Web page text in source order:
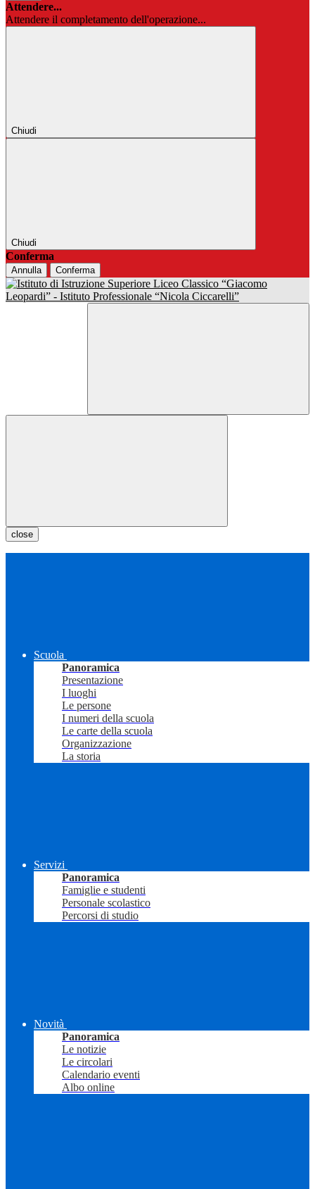
Attendere...
Attendere il completamento dell'operazione...
Chiudi
Chiudi
Conferma
Annulla Conferma
close
Scuola
Panoramica
Presentazione
I luoghi
Le persone
I numeri della scuola
Le carte della scuola
Organizzazione
La storia
Servizi
Panoramica
Famiglie e studenti
Personale scolastico
Percorsi di studio
Novità
Panoramica
Le notizie
Le circolari
Calendario eventi
Albo online